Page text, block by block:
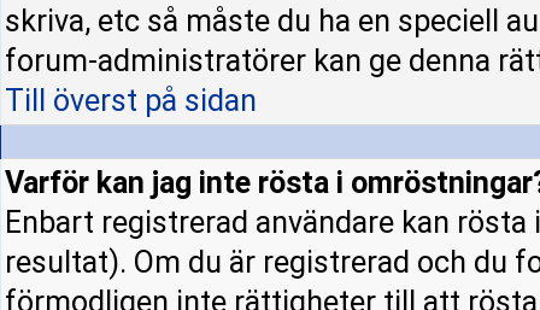
skriva, etc så måste du ha en speciell
forum-administratörer kan ge denna
Till överst på sidan
Varför kan jag inte rösta i
Enbart registrerad användare kan
resultat). Om du är registrerad och du
förmodligen inte rättigheter till att